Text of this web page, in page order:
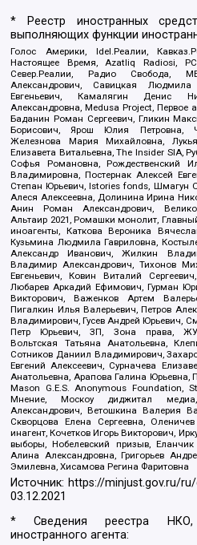
* Реестр иностранных
выполняющих функции
Голос Америки, Idel.Реалии,
Настоящее Время, Azatliq Radiosi,
Север.Реалии, Радио Свобода,
Александрович, Савицкая
Евгеньевич, Камалягин Денис
Александровна, Medusa Project, Первое
Баданин Роман Сергеевич, Гликин
Борисович, Ярош Юлия Петровна,
Железнова Мария Михайловна,
Елизавета Витальевна, The Insider SIA,
Софья Романовна, Рождественский
Владимировна, Постернак Алексей
Степан Юрьевич, Istories fonds, Шмагун
Алеся Алексеевна, Долинина Ирина
Анин Роман Александрович,
Альтаир 2021, Ромашки монолит,
иноагенты, Каткова Вероника
Кузьмина Людмила Гавриловна,
Александр Иванович, Жилкин
Владимир Александрович, Тихонов
Евгеньевич, Ковин Виталий
Любарев Аркадий Ефимович, Гурман
Викторович, Важенков Артем
Пигалкин Илья Валерьевич, Петров
Владимирович, Гусев Андрей Юрьевич,
Петр Юрьевич, ЗП, Зона права,
Вольтская Татьяна Анатольевна,
Сотников Даниил Владимирович,
Евгений Алексеевич, Сурначева
Анатольевна, Арапова Галина
Mason G.E.S. Anonymous Foundation,
Мнение, Москоу диджитал
Александрович, Ветошкина Валерия
Скворцова Елена Сергеевна,
инагент, Кочетков Игорь Викторович,
выборы, Нобелевский призыв, Еланчик
Алина Александровна, Григорьев
Эмилевна, Хисамова Регина Фаритовна
Источник: https://minjust.gov.ru/
03.12.2021
* Сведения реестра НКО,
иностранного агента: